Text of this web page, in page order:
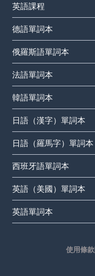
英語課程
德語單詞本
俄羅斯語單詞本
法語單詞本
韓語單詞本
日語（漢字）單詞本
日語（羅馬字）單詞本
西班牙語單詞本
英語（美國）單詞本
英語單詞本
使用條款